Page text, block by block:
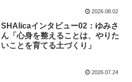
2026.08.02
SHAlicaインタビュー02：ゆみさ
ん「心身を整えることは、やりた
いことを育てる土づくり」
2026.07.24